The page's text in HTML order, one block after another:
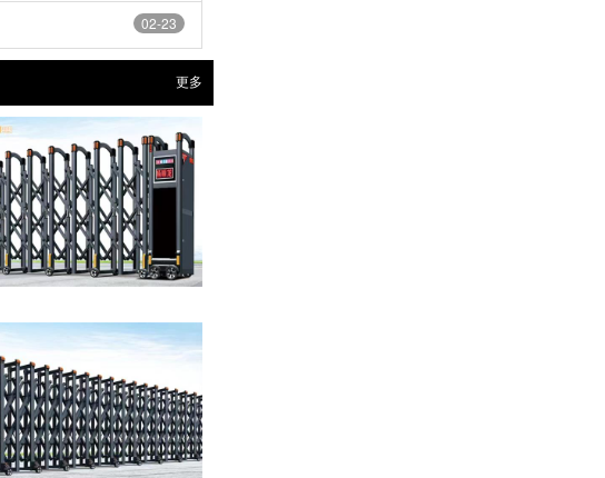
02-23
更多